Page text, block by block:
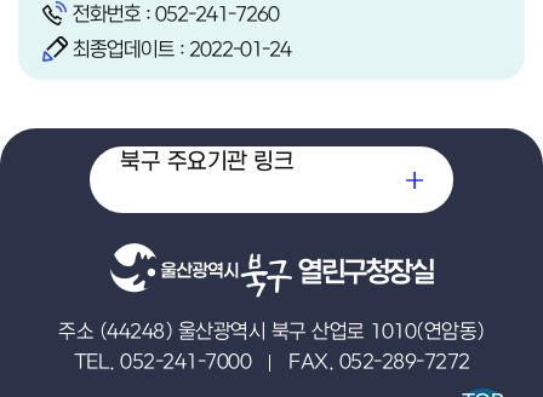
전화번호 : 052-241-7260
최종업데이트 : 2022-01-24
열린구청장실
주소 (44248) 울산광역시 북구 산업로 1010(연암동)
TEL. 052-241-7000
FAX. 052-289-7272
북구 주요기관 링크